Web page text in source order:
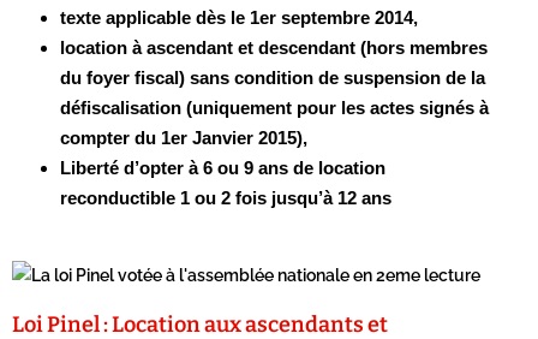
texte applicable dès le 1er septembre 2014,
location à ascendant et descendant (hors membres
du foyer fiscal) sans condition de suspension de la
défiscalisation (uniquement pour les actes signés à
compter du 1er Janvier 2015),
Liberté d’opter à 6 ou 9 ans de location
reconductible 1 ou 2 fois jusqu’à 12 ans
Loi Pinel : Location aux ascendants et